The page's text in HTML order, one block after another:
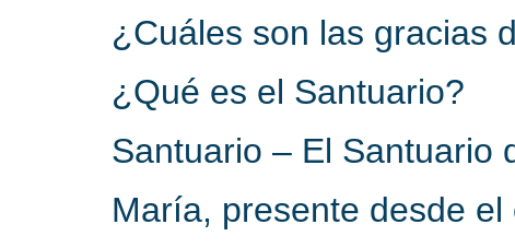
¿Cuáles son las gracias
¿Qué es el Santuario?
Santuario – El Santuario
María, presente desde